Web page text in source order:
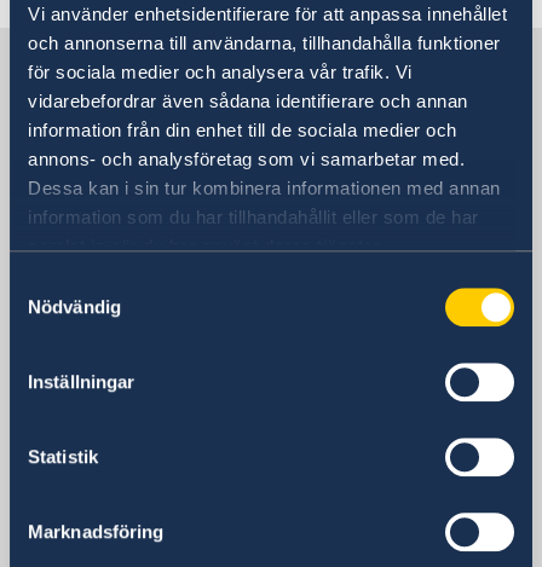
Vi använder enhetsidentifierare för att anpassa innehållet
och annonserna till användarna, tillhandahålla funktioner
för sociala medier och analysera vår trafik. Vi
vidarebefordrar även sådana identifierare och annan
information från din enhet till de sociala medier och
annons- och analysföretag som vi samarbetar med.
Dessa kan i sin tur kombinera informationen med annan
information som du har tillhandahållit eller som de har
samlat in när du har använt deras tjänster.
Nödvändig
Inställningar
Statistik
Marknadsföring
Senast uppdaterad 24 maj 2026, 23.07
Sverige i USA, San Francisco
Sveriges generalkonsulat
Besöksadress
595 Market Street
San Francisco
Consulate General of Sweden
San Francisco, CA 94105
E-postadress
sanfrancisco.pass@gov.se